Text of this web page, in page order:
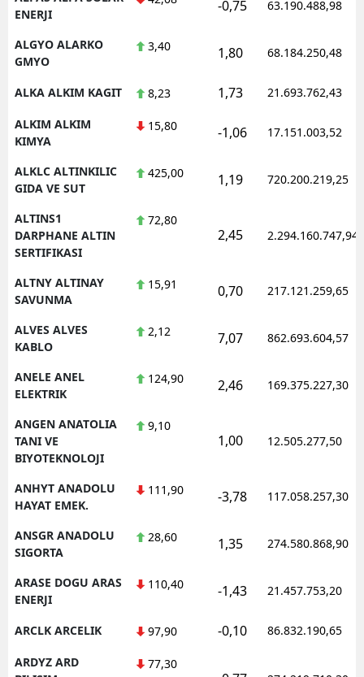
ENERJI
-0,75 63.190.488,98
ALGYO ALARKO
GMYO
3,40 1,80 68.184.250,48
ALKA ALKIM KAGIT 8,23 1,73 21.693.762,43
ALKIM ALKIM
KIMYA
15,80 -1,06 17.151.003,52
ALKLC ALTINKILIC
GIDA VE SUT
425,00 1,19 720.200.219,25
ALTINS1
DARPHANE ALTIN
SERTIFIKASI
72,80
2,45 2.294.160.747,94
ALTNY ALTINAY
SAVUNMA
15,91 0,70 217.121.259,65
ALVES ALVES
KABLO
2,12 7,07 862.693.604,57
ANELE ANEL
ELEKTRIK
124,90 2,46 169.375.227,30
ANGEN ANATOLIA
TANI VE
BIYOTEKNOLOJI
9,10
1,00 12.505.277,50
ANHYT ANADOLU
HAYAT EMEK.
111,90 -3,78 117.058.257,30
ANSGR ANADOLU
SIGORTA
28,60 1,35 274.580.868,90
ARASE DOGU ARAS
ENERJI
110,40 -1,43 21.457.753,20
ARCLK ARCELIK 97,90 -0,10 86.832.190,65
ARDYZ ARD
77,30